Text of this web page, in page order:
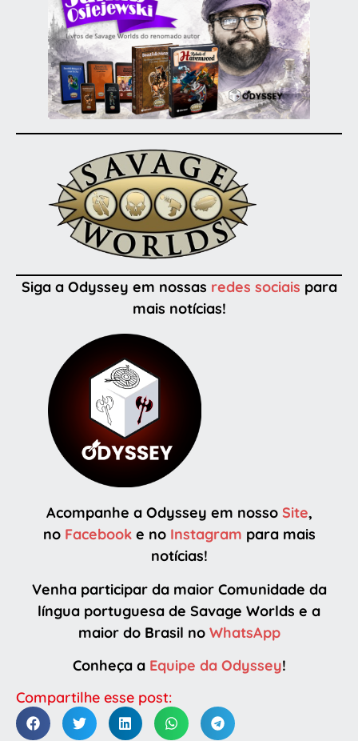
Siga a Odyssey em nossas redes sociais para
mais notícias!
Acompanhe a Odyssey em nosso Site,
no Facebooke no Instagram para mais
notícias!
Venha participar da maior Comunidade da
língua portuguesa de Savage Worlds e a
maior do Brasil no WhatsApp
Conheça a Equipe da Odyssey!
Compartilhe esse post: